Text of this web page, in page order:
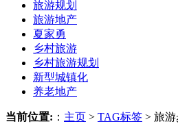
旅游规划
旅游地产
夏家勇
乡村旅游
乡村旅游规划
新型城镇化
养老地产
当前位置: ： 主页 > TAG标签 > 旅